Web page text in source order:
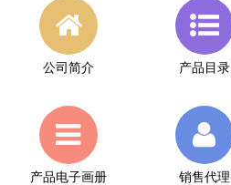
公司简介 产品目录
产品电子画册 销售代理